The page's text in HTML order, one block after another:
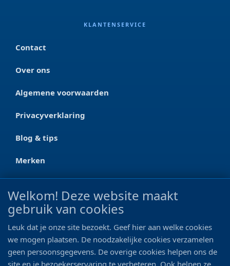
KLANTENSERVICE
Contact
Over ons
Algemene voorwaarden
Privacyverklaring
Blog & tips
Merken
CONTACT
Ootmarsumseweg 125a
0546 - 622 990
06 - 11 19 81 42
Welkom! Deze website maakt
gebruik van cookies
Leuk dat je onze site bezoekt. Geef hier aan welke cookies
we mogen plaatsen. De noodzakelijke cookies verzamelen
geen persoonsgegevens. De overige cookies helpen ons de
site en je bezoekerservaring te verbeteren. Ook helpen ze